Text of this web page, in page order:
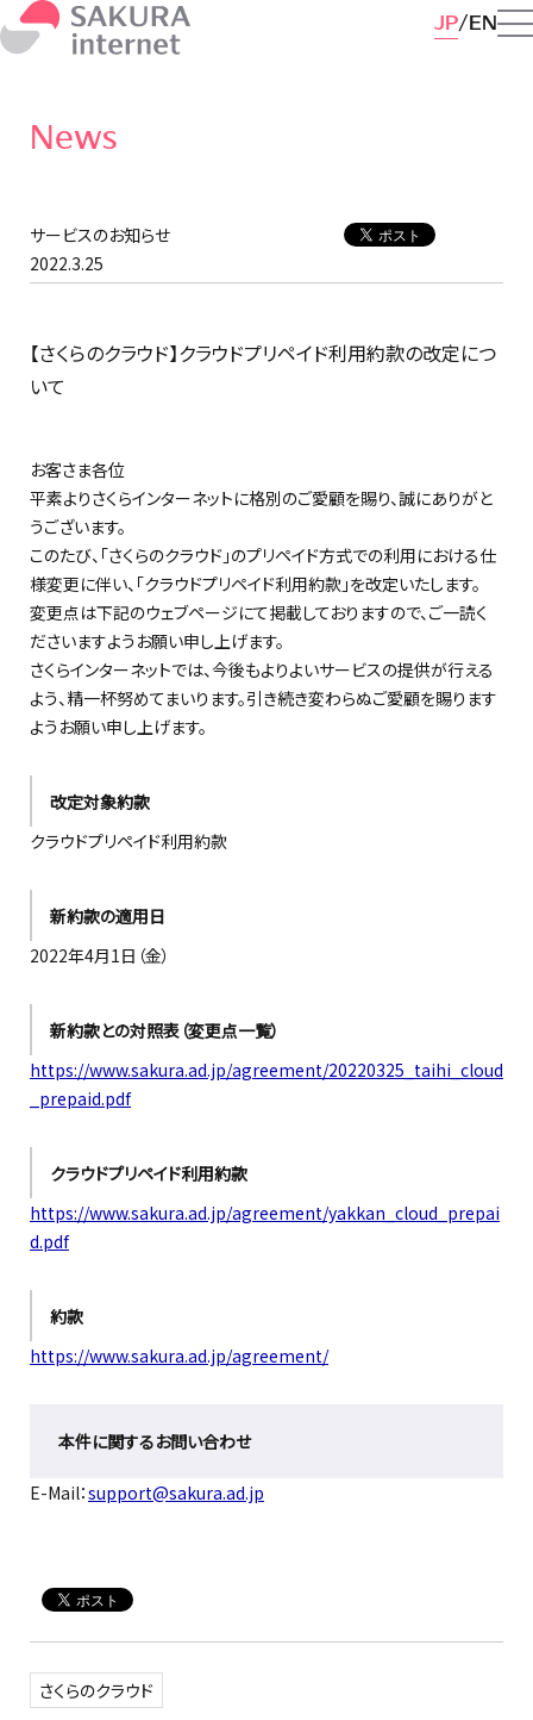
JP EN
News
サービスのお知らせ
2022.3.25
【さくらのクラウド】クラウドプリペイド利用約款の改定につ
いて
お客さま各位
平素よりさくらインターネットに格別のご愛顧を賜り、誠にありがと
うございます。
このたび、「さくらのクラウド」のプリペイド方式での利用における仕
様変更に伴い、「クラウドプリペイド利用約款」を改定いたします。
変更点は下記のウェブページにて掲載しておりますので、ご一読く
ださいますようお願い申し上げます。
さくらインターネットでは、今後もよりよいサービスの提供が行える
よう、精一杯努めてまいります。引き続き変わらぬご愛顧を賜ります
ようお願い申し上げます。
改定対象約款
クラウドプリペイド利用約款
新約款の適用日
2022年4月1日（金）
新約款との対照表（変更点一覧）
https://www.sakura.ad.jp/agreement/20220325_taihi_cloud
_prepaid.pdf
クラウドプリペイド利用約款
https://www.sakura.ad.jp/agreement/yakkan_cloud_prepai
d.pdf
約款
https://www.sakura.ad.jp/agreement/
本件に関するお問い合わせ
E-Mail：support@sakura.ad.jp
さくらのクラウド